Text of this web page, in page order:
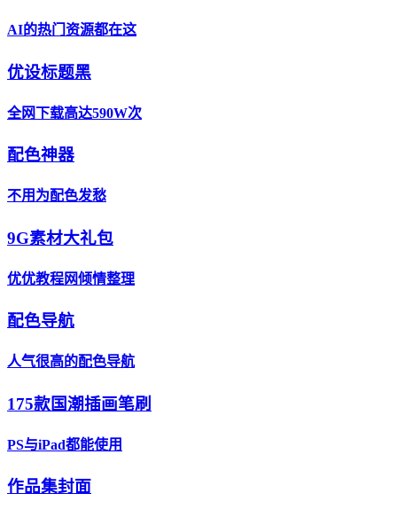
AI的热门资源都在这
优设标题黑
全网下载高达590W次
配色神器
不用为配色发愁
9G素材大礼包
优优教程网倾情整理
配色导航
人气很高的配色导航
175款国潮插画笔刷
PS与iPad都能使用
作品集封面